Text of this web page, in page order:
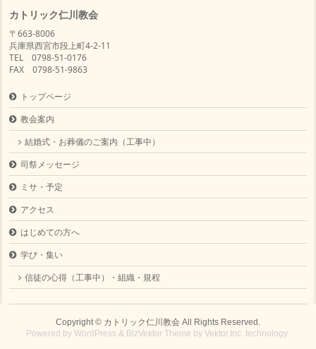
カトリック仁川教会
〒663-8006
兵庫県西宮市段上町4-2-11
TEL 0798-51-0176
FAX 0798-51-9863
トップページ
教会案内
結婚式・お葬儀のご案内（工事中）
司祭メッセージ
ミサ・予定
アクセス
はじめての方へ
学び・集い
信徒の心得（工事中）・組織・規程
Copyright © カトリック仁川教会All Rights Reserved.
Powered byWordPress & BizVektor Theme byVektor,Inc. technology.